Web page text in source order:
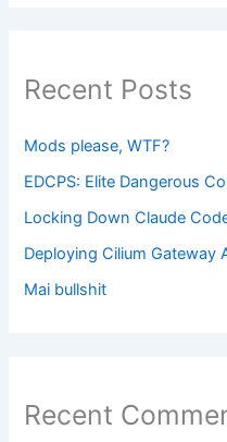
Recent Posts
Mods please, WTF?
EDCPS: Elite Dangerous
Locking Down Claude
Deploying Cilium Gateway
Mai bullshit
Recent